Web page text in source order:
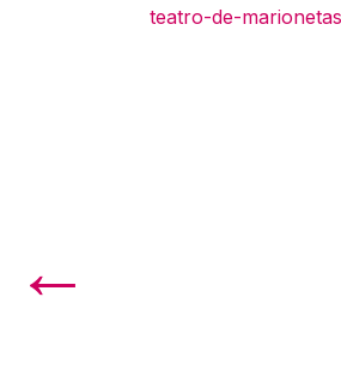
teatro-de-
← 9 Clipping NP. Vuelve Nadal al
11. Clipping Np. Escena diversa